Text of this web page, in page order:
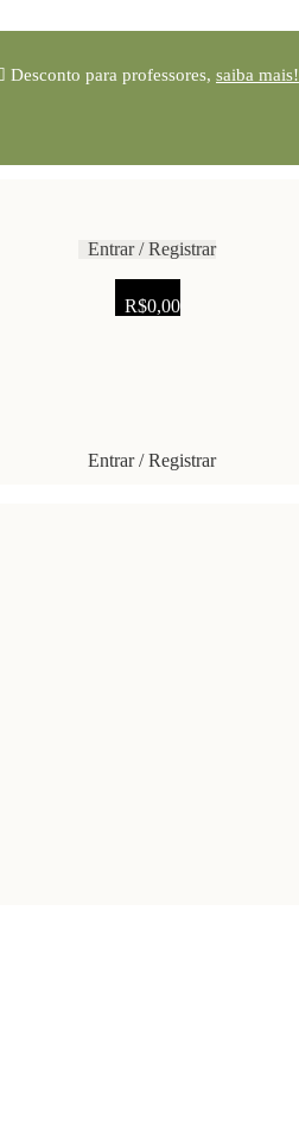
Desconto para professores, saiba mais!
Entrar / Registrar
R$0,00
Entrar / Registrar